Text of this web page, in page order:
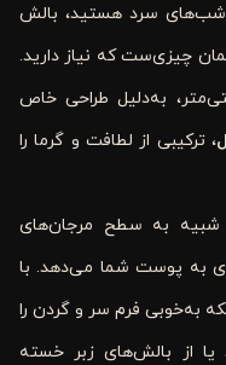
شب‌های سرد هستید، بالش
چیزی‌ست که نیاز دارید.
50 در 70 سانتی‌متر، به‌دلیل طراحی خاص
، ترکیبی از لطافت و گرما را
شبیه به سطح مرجان‌های
به پوست شما می‌دهد. با
بلکه به‌خوبی فرم سر و گردن را
از بالش‌های زبر خسته